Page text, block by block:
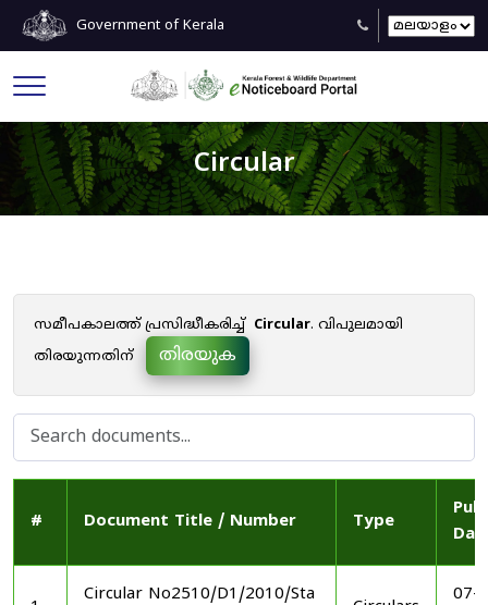
Government of Kerala
Circular
സമീപകാലത്ത് പ്രസിദ്ധീകരിച്ച് Circular. വിപുലമായി
തിരയുന്നതിന്
തിരയുക
# Document Title / Number Type
Circular No2510/D1/2010/Sta
07-